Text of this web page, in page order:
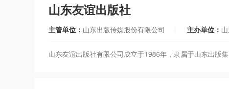
山东友谊出版社
主管单位： 山东出版传媒股份有限公司 主办单位：
山东友谊出版社有限公司成立于1986年，隶属于山东出版